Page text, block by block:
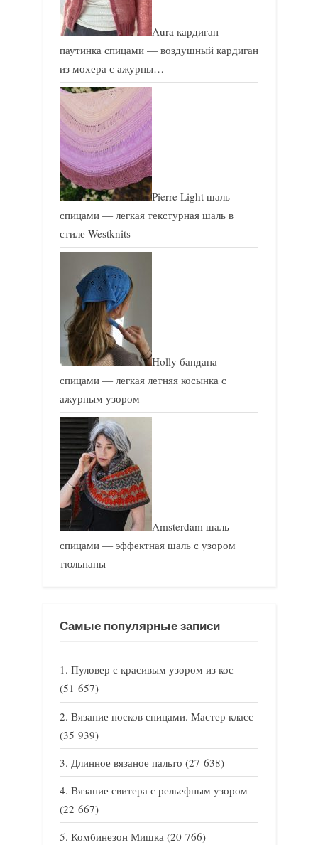
Aura кардиган
паутинка спицами — воздушный кардиган
из мохера с ажурны…
Pierre Light шаль
спицами — легкая текстурная шаль в
стиле Westknits
Holly бандана
спицами — легкая летняя косынка с
ажурным узором
Amsterdam шаль
спицами — эффектная шаль с узором
тюльпаны
Самые популярные записи
Пуловер с красивым узором из кос
(51 657)
Вязание носков спицами. Мастер класс
(35 939)
Длинное вязаное пальто (27 638)
Вязание свитера с рельефным узором
(22 667)
Комбинезон Мишка (20 766)